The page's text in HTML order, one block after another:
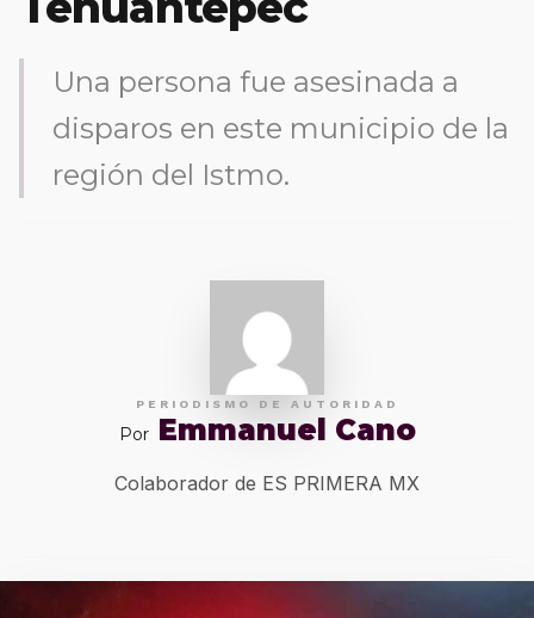
Una persona fue asesinada a
disparos en este municipio de la
región del Istmo.
PERIODISMO DE AUTORIDAD
Por Emmanuel Cano
Colaborador de ES PRIMERA MX